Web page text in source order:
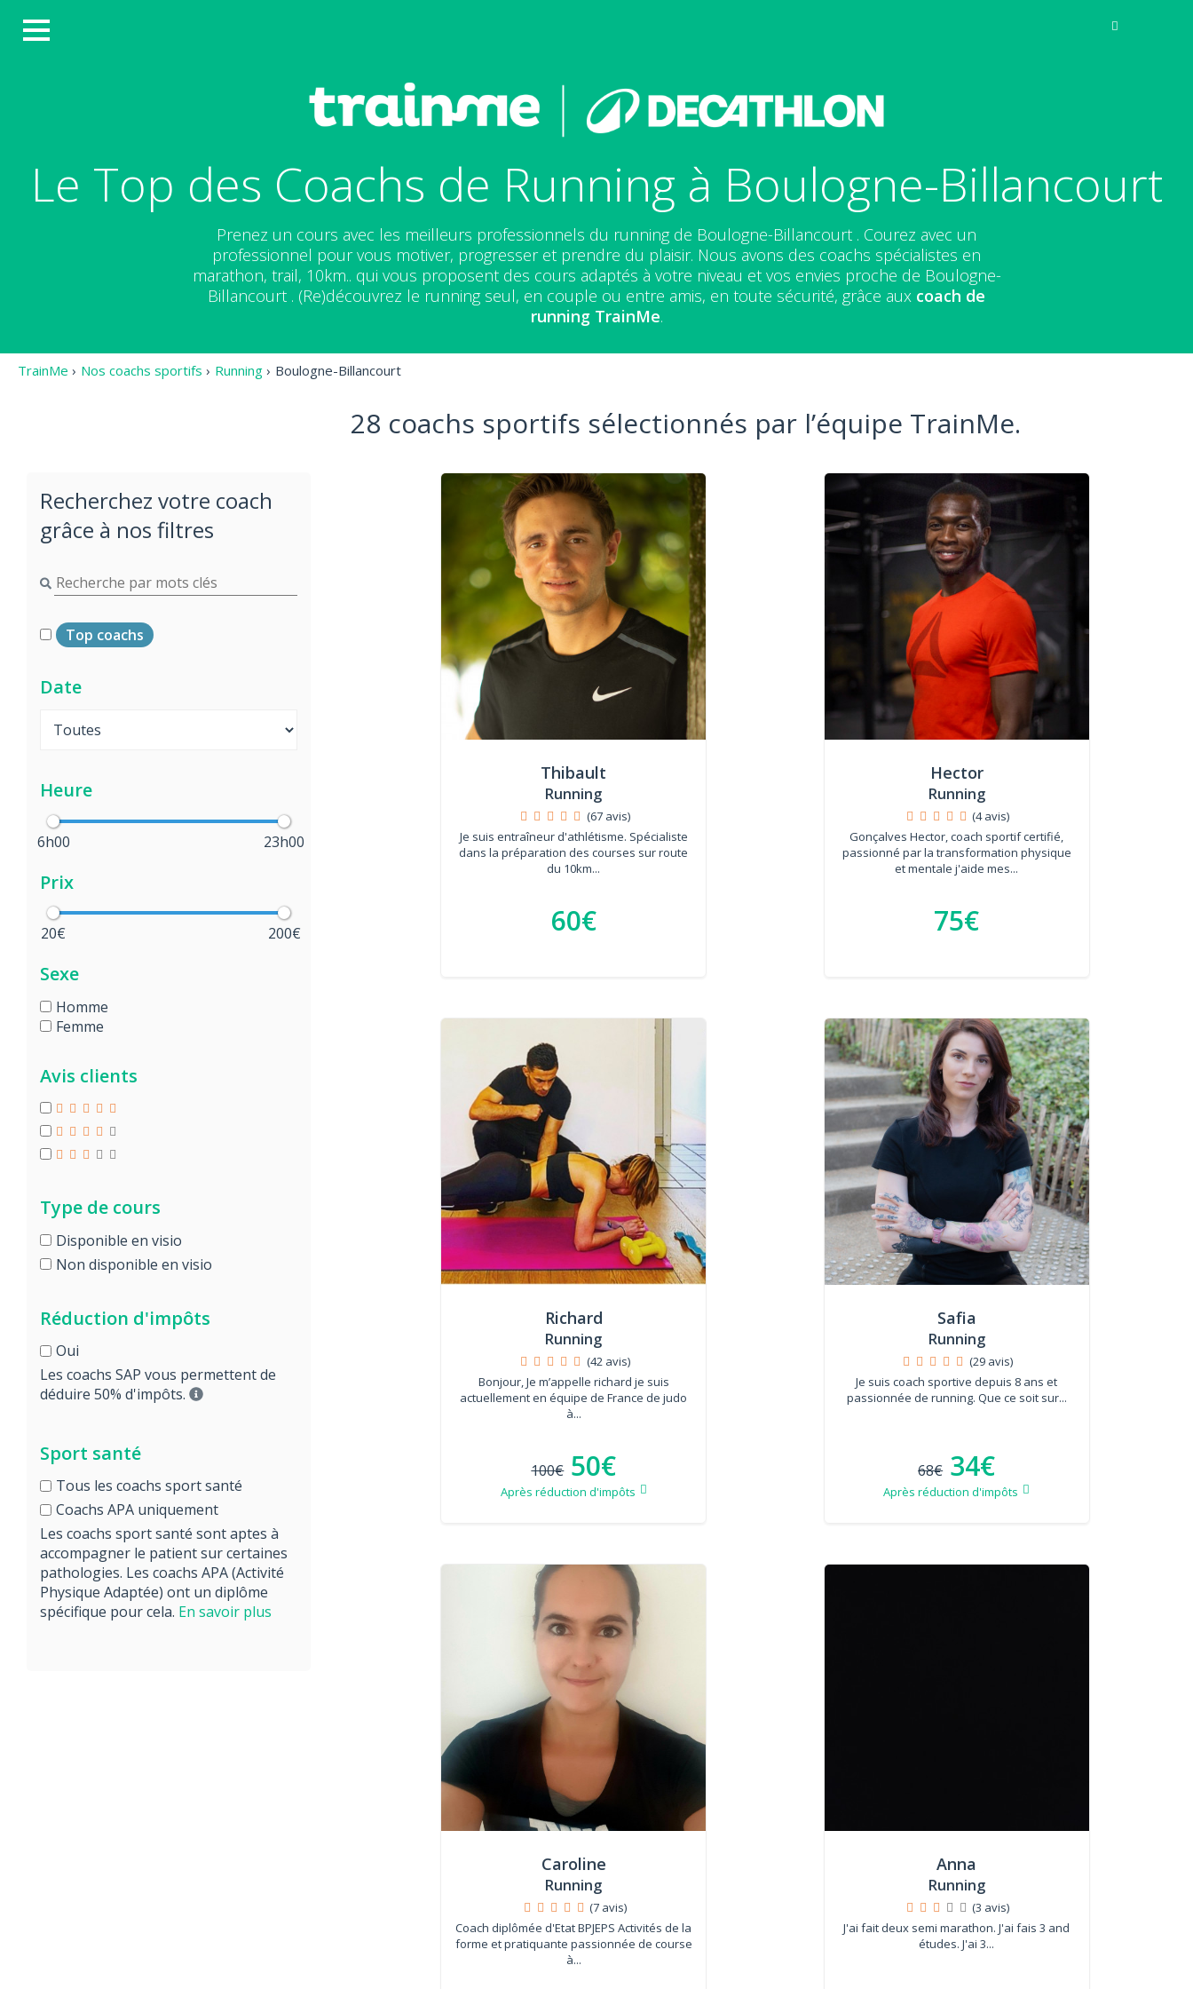
Le Top des Coachs de Running à Boulogne-Billancourt
Prenez un cours avec les meilleurs professionnels du running de Boulogne-Billancourt . Courez avec un
professionnel pour vous motiver, progresser et prendre du plaisir. Nous avons des coachs spécialistes en
marathon, trail, 10km.. qui vous proposent des cours adaptés à votre niveau et vos envies proche de Boulogne-
Billancourt . (Re)découvrez le running seul, en couple ou entre amis, en toute sécurité, grâce aux coach de
running TrainMe.
TrainMe › Nos coachs sportifs › Running › Boulogne-Billancourt
Recherchez votre coach
grâce à nos filtres
Top coachs
Date
Heure
6h00 23h00
Prix
20€ 200€
Sexe
Homme
Femme
Avis clients
Type de cours
Disponible en visio
Non disponible en visio
Réduction d'impôts
Oui
Les coachs SAP vous permettent de
déduire 50% d'impôts.
Sport santé
Tous les coachs sport santé
Coachs APA uniquement
Les coachs sport santé sont aptes à
accompagner le patient sur certaines
pathologies. Les coachs APA (Activité
Physique Adaptée) ont un diplôme
spécifique pour cela. En savoir plus
28 coachs sportifs sélectionnés par l’équipe TrainMe.
Thibault
Running
(67 avis)
Je suis entraîneur d'athlétisme. Spécialiste
dans la préparation des courses sur route
du 10km...
60€
Hector
Running
(4 avis)
Gonçalves Hector, coach sportif certifié,
passionné par la transformation physique
et mentale j'aide mes...
75€
Richard
Running
(42 avis)
Bonjour, Je m’appelle richard je suis
actuellement en équipe de France de judo
à...
100€ 50€
Après réduction d'impôts
Safia
Running
(29 avis)
Je suis coach sportive depuis 8 ans et
passionnée de running. Que ce soit sur...
68€ 34€
Après réduction d'impôts
Caroline
Running
(7 avis)
Coach diplômée d'Etat BPJEPS Activités de la
forme et pratiquante passionnée de course
à...
Anna
Running
(3 avis)
J'ai fait deux semi marathon. J'ai fais 3 and
études. J'ai 3...